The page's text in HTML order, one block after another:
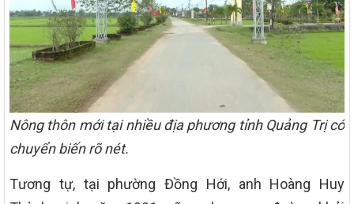
Nông thôn mới tại nhiều địa phương tỉnh Quảng Trị có
chuyển biến rõ nét.
Tương tự, tại phường Đồng Hới, anh Hoàng Huy